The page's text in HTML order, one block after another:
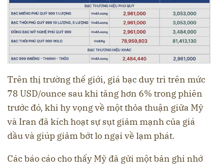
Trên thị trường thế giới, giá bạc duy trì trên mức
78 USD/ounce sau khi tăng hơn 6% trong phiên
trước đó, khi hy vọng về một thỏa thuận giữa Mỹ
và Iran đã kích hoạt sự sụt giảm mạnh của giá
dầu và giúp giảm bớt lo ngại về lạm phát.
Các báo cáo cho thấy Mỹ đã gửi một bản ghi nhớ